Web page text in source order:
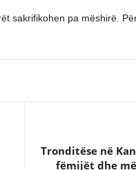
sakrifikohen pa mëshirë.
Tronditëse në
fëmijët dhe